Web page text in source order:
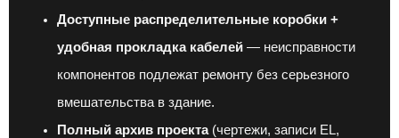
Доступные распределительные коробки +
удобная прокладка кабелей— неисправности
компонентов подлежат ремонту без серьезного
вмешательства в здание.
Полный архив проекта(чертежи, записи EL,